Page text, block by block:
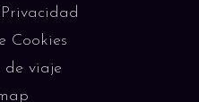
Cookies
de viaje